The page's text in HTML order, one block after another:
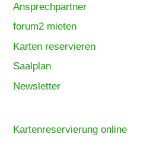
Ansprechpartner
forum2 mieten
Karten reservieren
Saalplan
Newsletter
Kartenreservierung online